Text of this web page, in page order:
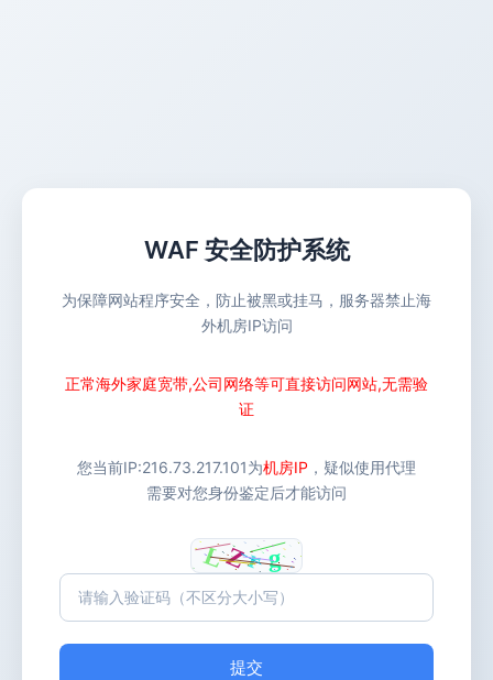
WAF 安全防护系统
为保障网站程序安全，防止被黑或挂马，服务器禁止海
外机房IP访问
正常海外家庭宽带,公司网络等可直接访问网站,无需验
证
您当前IP:216.73.217.101为机房IP ，疑似使用代理
需要对您身份鉴定后才能访问
提交